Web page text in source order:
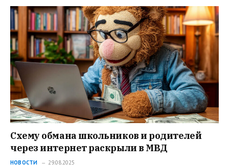
Схему обмана школьников и родителей
через интернет раскрыли в МВД
НОВОСТИ 29.08.2025